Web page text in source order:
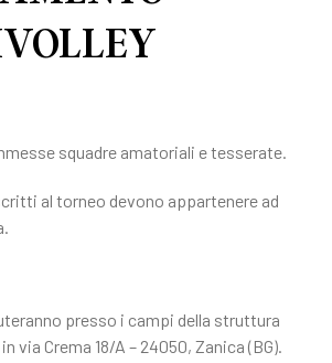
squadre amatoriali e tesserate.
al torneo devono appartenere ad
presso i campi della struttura
via Crema 18/A – 24050, Zanica (BG).